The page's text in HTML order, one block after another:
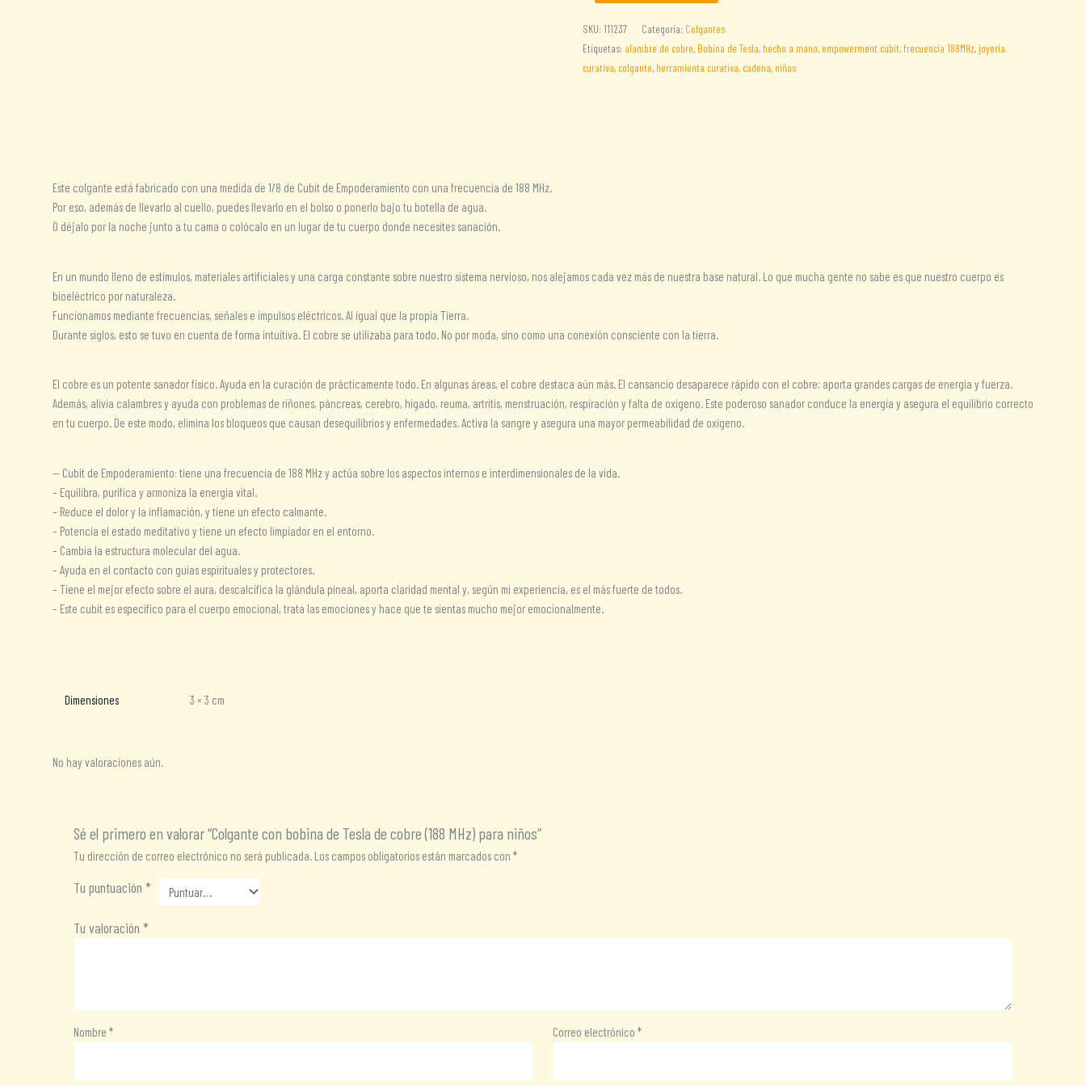
con
bobina
de
Tesla
SKU: 111237 Categoría: Colgantes
Etiquetas: alambre de cobre, Bobina de Tesla, hecho a mano, empowerment cubit,frecuencia 188MHz, joyería
curativa, colgante, herramienta curativa, cadena, niños
Este colgante está fabricado con una medida de 1/8 de Cubit de Empoderamiento con una frecuencia de 188 MHz.
Por eso, además de llevarlo al cuello, puedes llevarlo en el bolso o ponerlo bajo tu botella de agua.
O déjalo por la noche junto a tu cama o colócalo en un lugar de tu cuerpo donde necesites sanación.
En un mundo lleno de estímulos, materiales artificiales y una carga constante sobre nuestro sistema nervioso, nos alejamos cada vez más de nuestra base natural. Lo que mucha gente no sabe es que nuestro cuerpo es
bioeléctrico por naturaleza.
Funcionamos mediante frecuencias, señales e impulsos eléctricos. Al igual que la propia Tierra.
Durante siglos, esto se tuvo en cuenta de forma intuitiva. El cobre se utilizaba para todo. No por moda, sino como una conexión consciente con la tierra.
El cobre es un potente sanador físico. Ayuda en la curación de prácticamente todo. En algunas áreas, el cobre destaca aún más. El cansancio desaparece rápido con el cobre; aporta grandes cargas de energía y fuerza.
Además, alivia calambres y ayuda con problemas de riñones, páncreas, cerebro, hígado, reuma, artritis, menstruación, respiración y falta de oxígeno. Este poderoso sanador conduce la energía y asegura el equilibrio correcto
en tu cuerpo. De este modo, elimina los bloqueos que causan desequilibrios y enfermedades. Activa la sangre y asegura una mayor permeabilidad de oxígeno.
— Cubit de Empoderamiento: tiene una frecuencia de 188 MHz y actúa sobre los aspectos internos e interdimensionales de la vida.
– Equilibra, purifica y armoniza la energía vital.
– Reduce el dolor y la inflamación, y tiene un efecto calmante.
– Potencia el estado meditativo y tiene un efecto limpiador en el entorno.
– Cambia la estructura molecular del agua.
– Ayuda en el contacto con guías espirituales y protectores.
– Tiene el mejor efecto sobre el aura, descalcifica la glándula pineal, aporta claridad mental y, según mi experiencia, es el más fuerte de todos.
– Este cubit es específico para el cuerpo emocional, trata las emociones y hace que te sientas mucho mejor emocionalmente.
Dimensiones 3 × 3 cm
No hay valoraciones aún.
Sé el primero en valorar “Colgante con bobina de Tesla de cobre (188 MHz) para niños”
Tu dirección de correo electrónico no será publicada. Los campos obligatorios están marcados con*
Tu puntuación*
Tu valoración*
Nombre* Correo electrónico *